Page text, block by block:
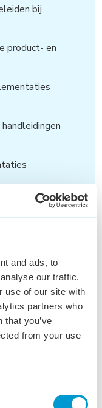
and ads, to
our traffic.
use of our site with
partners who
that you’ve
from your use
bij
product- en
product,